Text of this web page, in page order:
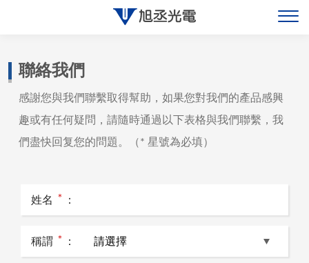
最新消息
聯絡我們
感謝您與我們聯繫取得幫助，如果您對我們的產品感興
趣或有任何疑問，請隨時通過以下表格與我們聯繫，我
們盡快回复您的問題。（* 星號為必填）
姓名 ＊ ：
稱謂 ＊ ：